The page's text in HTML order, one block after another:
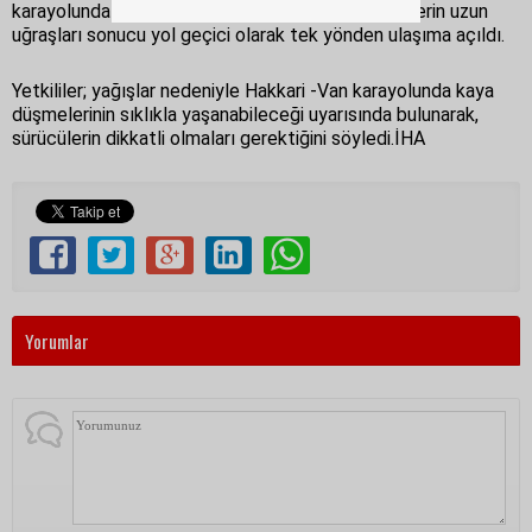
karayolunda temizleme çalışmaları başlattı. Ekiplerin uzun
uğraşları sonucu yol geçici olarak tek yönden ulaşıma açıldı.
Yetkililer; yağışlar nedeniyle Hakkari -Van karayolunda kaya
düşmelerinin sıklıkla yaşanabileceği uyarısında bulunarak,
sürücülerin dikkatli olmaları gerektiğini söyledi.İHA
Yorumlar